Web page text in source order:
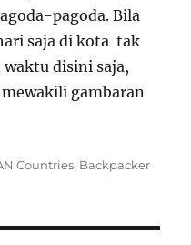
pagoda. Bila
saja di kota tak
waktu disini saja,
gambaran
Countries, Backpacker